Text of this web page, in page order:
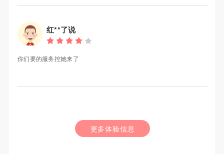
红**了说
你们要的服务控她来了
更多体验信息